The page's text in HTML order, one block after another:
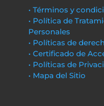
• Términos y
• Política de
Personales
• Políticas de
• Certificado de
• Políticas de
• Mapa del Sitio